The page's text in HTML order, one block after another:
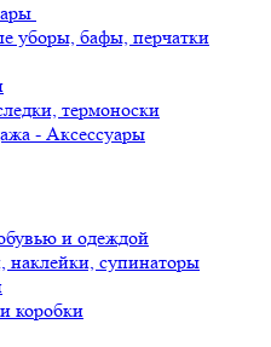
уборы, бафы, перчатки
термоноски
- Аксессуары
и одеждой
наклейки, супинаторы
коробки